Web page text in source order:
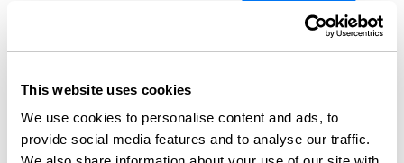
This website uses cookies
We use cookies to personalise content and ads, to
provide social media features and to analyse our traffic.